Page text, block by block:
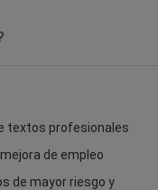
textos profesionales
de empleo
de mayor riesgo y